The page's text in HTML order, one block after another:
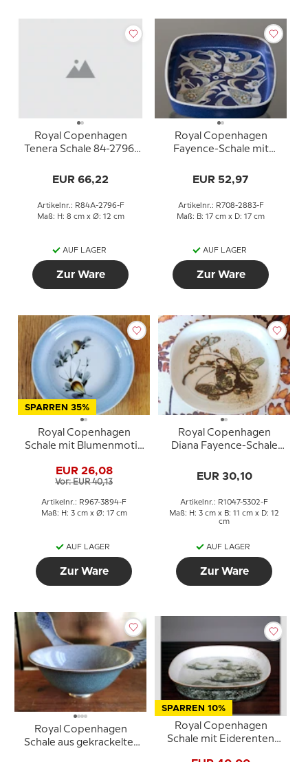
Royal Copenhagen
Tenera Schale 84-2796,
EUR 66,22
Artikelnr.: R84A-2796-F
Maß: H: 8 cm x Ø: 12 cm
AUF LAGER
Zur Ware
Royal Copenhagen
Fayence-Schale mit
Thorsson
EUR 52,97
Artikelnr.: R708-2883-F
Maß: B: 17 cm x D: 17 cm
AUF LAGER
Zur Ware
SPARREN 35%
Royal Copenhagen
Schale mit Blumenmotiv
EUR 26,08
Vor: EUR 40,13
Artikelnr.: R967-3894-F
Maß: H: 3 cm x Ø: 17 cm
AUF LAGER
Zur Ware
Royal Copenhagen
Diana Fayence-Schale
EUR 30,10
Artikelnr.: R1047-5302-F
Maß: H: 3 cm x B: 11 cm x D: 12
cm
AUF LAGER
Zur Ware
Royal Copenhagen
Schale aus gekrackelter
SPARREN 10%
Royal Copenhagen
Schale mit Eiderenten